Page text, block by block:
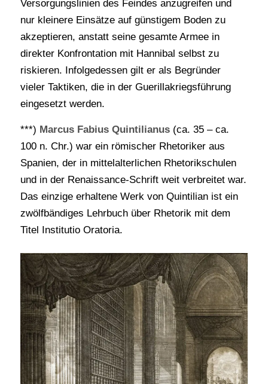
Versorgungslinien des Feindes anzugreifen und
nur kleinere Einsätze auf günstigem Boden zu
akzeptieren, anstatt seine gesamte Armee in
direkter Konfrontation mit Hannibal selbst zu
riskieren. Infolgedessen gilt er als Begründer
vieler Taktiken, die in der Guerillakriegsführung
eingesetzt werden.
***) Marcus Fabius Quintilianus(ca. 35 – ca.
100 n. Chr.) war ein römischer Rhetoriker aus
Spanien, der in mittelalterlichen Rhetorikschulen
und in der Renaissance-Schrift weit verbreitet war.
Das einzige erhaltene Werk von Quintilian ist ein
zwölfbändiges Lehrbuch über Rhetorik mit dem
Titel Institutio Oratoria.